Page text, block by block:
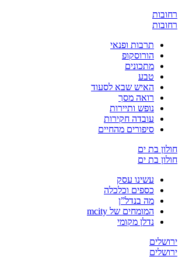
תרבות ופנאי
הורוסקופ
מתכונים
טבע
האיש שבא לסעוד
רואה מסך
נופש ותיירות
עובדה חקירות
סיפורים מהחיים
בת ים
בת ים
עשינו עסק
כספים וכלכלה
מה בנדל”ן
המומחים של mcity
נדלן מקומי